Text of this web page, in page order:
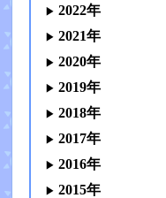
2022年
2021年
2020年
2019年
2018年
2017年
2016年
2015年